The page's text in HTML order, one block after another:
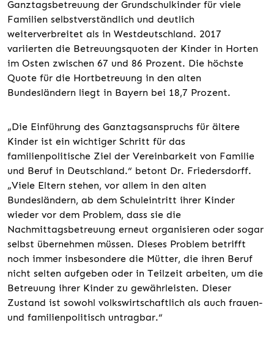
Ganztagsbetreuung der Grundschulkinder für viele
Familien selbstverständlich und deutlich
weiterverbreitet als in Westdeutschland. 2017
variierten die Betreuungsquoten der Kinder in Horten
im Osten zwischen 67 und 86 Prozent. Die höchste
Quote für die Hortbetreuung in den alten
Bundesländern liegt in Bayern bei 18,7 Prozent.
„Die Einführung des Ganztagsanspruchs für ältere
Kinder ist ein wichtiger Schritt für das
familienpolitische Ziel der Vereinbarkeit von Familie
und Beruf in Deutschland.“ betont Dr. Friedersdorff.
„Viele Eltern stehen, vor allem in den alten
Bundesländern, ab dem Schuleintritt ihrer Kinder
wieder vor dem Problem, dass sie die
Nachmittagsbetreuung erneut organisieren oder sogar
selbst übernehmen müssen. Dieses Problem betrifft
noch immer insbesondere die Mütter, die ihren Beruf
nicht selten aufgeben oder in Teilzeit arbeiten, um die
Betreuung ihrer Kinder zu gewährleisten. Dieser
Zustand ist sowohl volkswirtschaftlich als auch frauen-
und familienpolitisch untragbar.“